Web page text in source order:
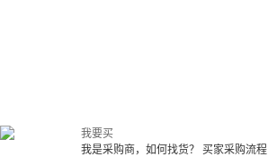
我要买
我是采购商，如何找货？
买家采购流程